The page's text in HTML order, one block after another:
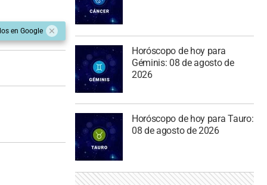
en Google
Horóscopo de hoy para
Géminis: 08 de agosto de
2026
Horóscopo de hoy para Tauro:
08 de agosto de 2026